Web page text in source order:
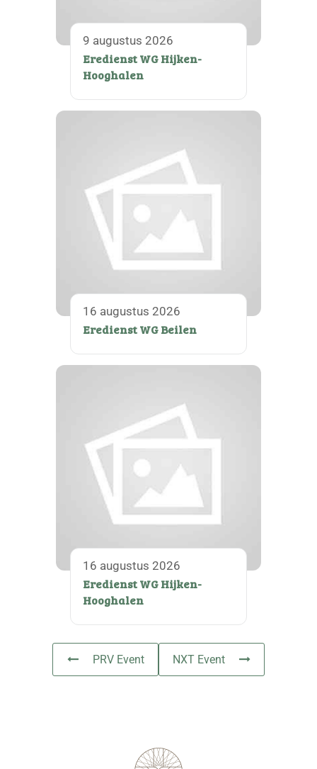
9 augustus 2026
Eredienst WG Hijken-
Hooghalen
16 augustus 2026
Eredienst WG Beilen
16 augustus 2026
Eredienst WG Hijken-
Hooghalen
PRV Event NXT Event